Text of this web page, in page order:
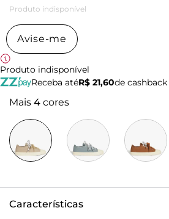
Produto indisponível
Avise-me
Produto indisponível
Receba atéR$ 21,60de cashback
Mais 4 cores
Características